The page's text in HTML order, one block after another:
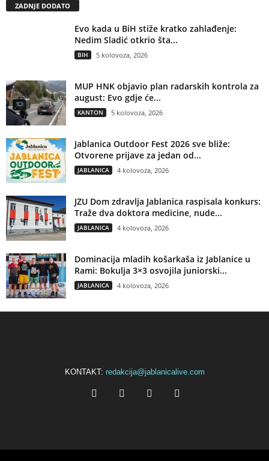
ZADNJE DODATO
Evo kada u BiH stiže kratko zahlađenje:
Nedim Sladić otkrio šta...
BIH 5 kolovoza, 2026
MUP HNK objavio plan radarskih kontrola za
august: Evo gdje će...
KANTON 5 kolovoza, 2026
Jablanica Outdoor Fest 2026 sve bliže:
Otvorene prijave za jedan od...
JABLANICA 4 kolovoza, 2026
JZU Dom zdravlja Jablanica raspisala konkurs:
Traže dva doktora medicine, nude...
JABLANICA 4 kolovoza, 2026
Dominacija mladih košarkaša iz Jablanice u
Rami: Bokulja 3×3 osvojila juniorski...
JABLANICA 4 kolovoza, 2026
KONTAKT: redakcija@jablanicalive.com